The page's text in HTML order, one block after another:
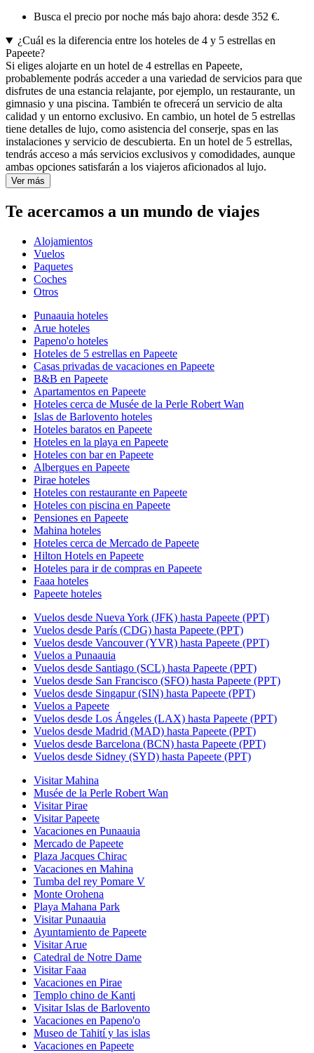
Busca el precio por noche más bajo ahora: desde 352 €.
¿Cuál es la diferencia entre los hoteles de 4 y 5 estrellas en
Papeete?
Si eliges alojarte en un hotel de 4 estrellas en Papeete,
probablemente podrás acceder a una variedad de servicios para que
disfrutes de una estancia relajante, por ejemplo, un restaurante, un
gimnasio y una piscina. También te ofrecerá un servicio de alta
calidad y un entorno exclusivo. En cambio, un hotel de 5 estrellas
tiene detalles de lujo, como asistencia del conserje, spas en las
instalaciones y servicio de descubierta. En un hotel de 5 estrellas,
tendrás acceso a más servicios exclusivos y comodidades, aunque
ambas opciones satisfarán a los viajeros aficionados al lujo.
Ver más
Te acercamos a un mundo de viajes
Alojamientos
Vuelos
Paquetes
Coches
Otros
Punaauia hoteles
Arue hoteles
Papeno'o hoteles
Hoteles de 5 estrellas en Papeete
Casas privadas de vacaciones en Papeete
B&B en Papeete
Apartamentos en Papeete
Hoteles cerca de Musée de la Perle Robert Wan
Islas de Barlovento hoteles
Hoteles baratos en Papeete
Hoteles en la playa en Papeete
Hoteles con bar en Papeete
Albergues en Papeete
Pirae hoteles
Hoteles con restaurante en Papeete
Hoteles con piscina en Papeete
Pensiones en Papeete
Mahina hoteles
Hoteles cerca de Mercado de Papeete
Hilton Hotels en Papeete
Hoteles para ir de compras en Papeete
Faaa hoteles
Papeete hoteles
Vuelos desde Nueva York (JFK) hasta Papeete (PPT)
Vuelos desde París (CDG) hasta Papeete (PPT)
Vuelos desde Vancouver (YVR) hasta Papeete (PPT)
Vuelos a Punaauia
Vuelos desde Santiago (SCL) hasta Papeete (PPT)
Vuelos desde San Francisco (SFO) hasta Papeete (PPT)
Vuelos desde Singapur (SIN) hasta Papeete (PPT)
Vuelos a Papeete
Vuelos desde Los Ángeles (LAX) hasta Papeete (PPT)
Vuelos desde Madrid (MAD) hasta Papeete (PPT)
Vuelos desde Barcelona (BCN) hasta Papeete (PPT)
Vuelos desde Sidney (SYD) hasta Papeete (PPT)
Visitar Mahina
Musée de la Perle Robert Wan
Visitar Pirae
Visitar Papeete
Vacaciones en Punaauia
Mercado de Papeete
Plaza Jacques Chirac
Vacaciones en Mahina
Tumba del rey Pomare V
Monte Orohena
Playa Mahana Park
Visitar Punaauia
Ayuntamiento de Papeete
Visitar Arue
Catedral de Notre Dame
Visitar Faaa
Vacaciones en Pirae
Templo chino de Kanti
Visitar Islas de Barlovento
Vacaciones en Papeno'o
Museo de Tahití y las islas
Vacaciones en Papeete